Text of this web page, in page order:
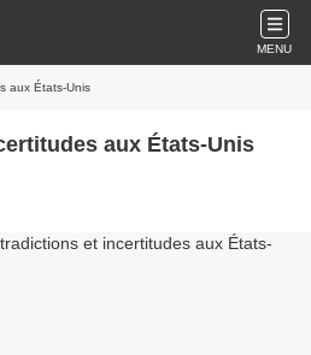
MENU
aux États-Unis
aux États-Unis